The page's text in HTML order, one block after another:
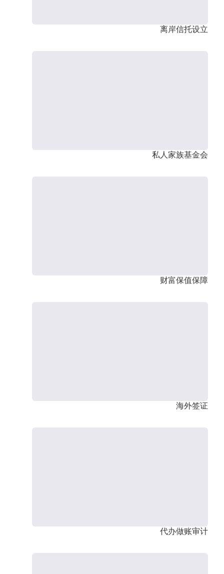
离岸信托设立
私人家族基金会
财富保值保障
海外签证
代办做账审计